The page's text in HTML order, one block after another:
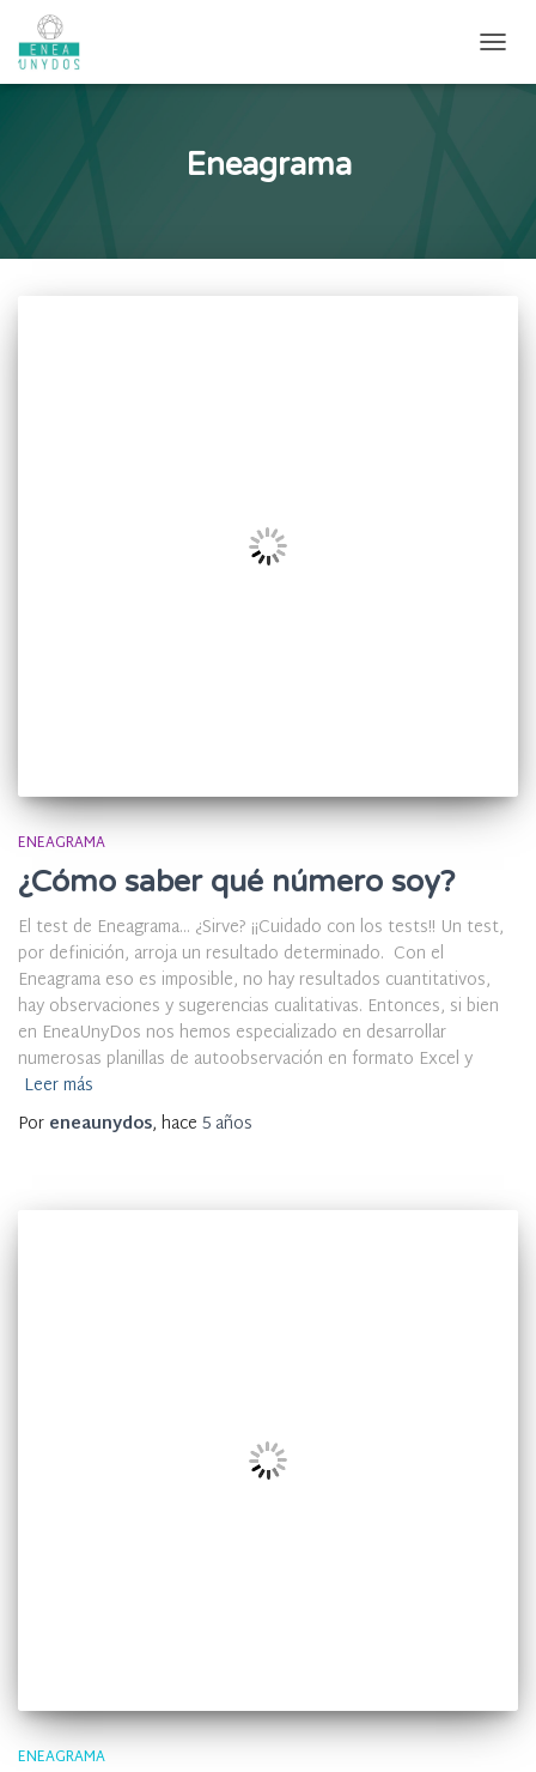
Eneagrama
ENEAGRAMA
¿Cómo saber qué número soy?
El test de Eneagrama… ¿Sirve? ¡¡Cuidado con los tests!! Un test,
por definición, arroja un resultado determinado. Con el
Eneagrama eso es imposible, no hay resultados cuantitativos,
hay observaciones y sugerencias cualitativas. Entonces, si bien
en EneaUnyDos nos hemos especializado en desarrollar
numerosas planillas de autoobservación en formato Excel y
Leer más
Por eneaunydos, hace 5 años
ENEAGRAMA